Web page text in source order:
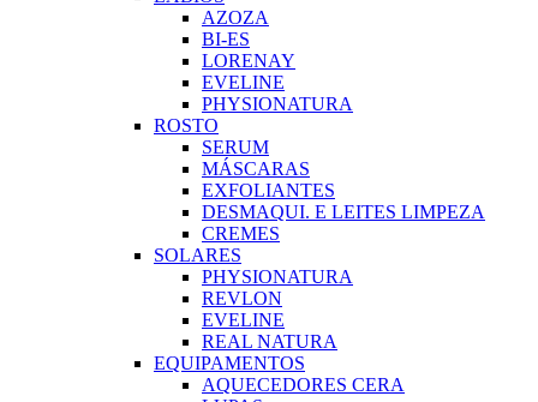
AZOZA
BI-ES
LORENAY
EVELINE
PHYSIONATURA
ROSTO
SERUM
MÁSCARAS
EXFOLIANTES
DESMAQUI. E LEITES LIMPEZA
CREMES
SOLARES
PHYSIONATURA
REVLON
EVELINE
REAL NATURA
EQUIPAMENTOS
AQUECEDORES CERA